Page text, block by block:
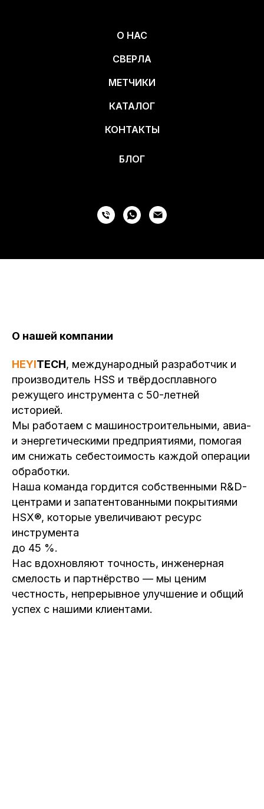
О НАС
СВЕРЛА
МЕТЧИКИ
КАТАЛОГ
КОНТАКТЫ
БЛОГ
О нашей компании
HEYITECH, международный разработчик и
производитель HSS и твёрдосплавного
режущего инструмента с 50-летней
историей.
Мы работаем с машиностроительными, авиа-
и энергетическими предприятиями, помогая
им снижать себестоимость каждой операции
обработки.
Наша команда гордится собственными R&D-
центрами и запатентованными покрытиями
HSX®, которые увеличивают ресурс
инструмента
до 45 %.
Нас вдохновляют точность, инженерная
смелость и партнёрство — мы ценим
честность, непрерывное улучшение и общий
успех с нашими клиентами.